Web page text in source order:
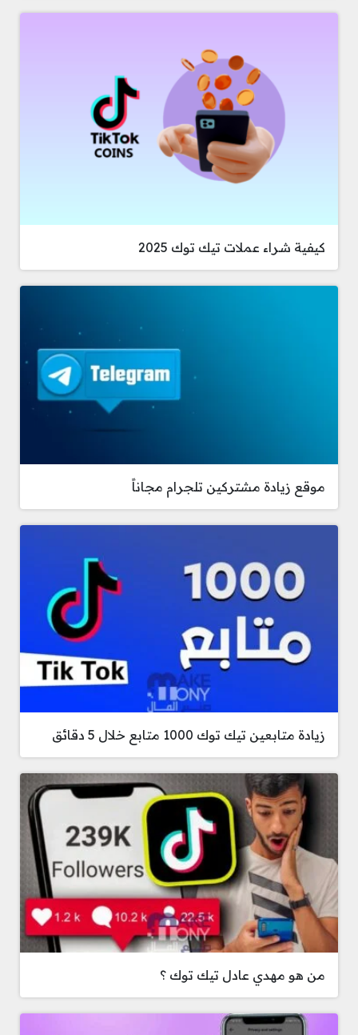
كيفية شراء عملات تيك توك 2025
موقع زيادة مشتركين تلجرام مجاناً
زيادة متابعين تيك توك 1000 متابع خلال 5 دقائق
من هو مهدي عادل تيك توك ؟